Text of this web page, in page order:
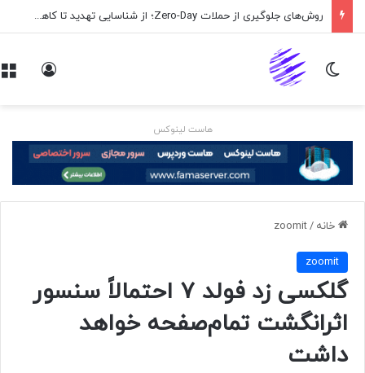
روش‌های جلوگیری از حملات Zero-Day؛ از شناسایی تهدید تا کاهش ریسک
تغییر پوسته
هاست لینوکس
خانه /
zoomit
zoomit
گلکسی زد فولد ۷ احتمالاً سنسور
اثرانگشت تمام‌صفحه خواهد
داشت